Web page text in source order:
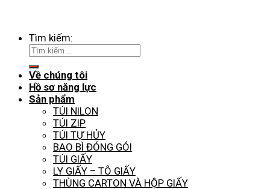
Tìm kiếm:
Về chúng tôi
Hồ sơ năng lực
Sản phẩm
TÚI NILON
TÚI ZIP
TÚI TỰ HỦY
BAO BÌ ĐÓNG GÓI
TÚI GIẤY
LY GIẤY – TÔ GIẤY
THÙNG CARTON VÀ HỘP GIẤY